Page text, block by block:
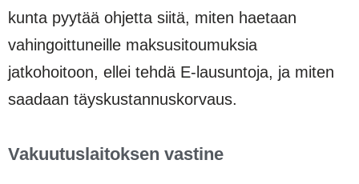
kunta pyytää ohjetta siitä, miten haetaan
vahingoittuneille maksusitoumuksia
jatkohoitoon, ellei tehdä E-lausuntoja, ja miten
saadaan täyskustannuskorvaus.
Vakuutuslaitoksen vastine